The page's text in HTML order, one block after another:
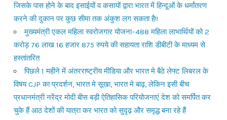
जिसके पास होने के बाद इसाईयों व कसायों द्वारा भारत में हिन्दूओं के धर्मांतरण
करने की दुकान पर कुछ सीमा तक अंकुश लग सकता है!!
मुख्यमंत्री एकल महिला स्वरोजगार योजना–488 महिला लाभार्थियों को 2
करोड़ 76 लाख 16 हजार 875 रुपये की सहायता राशि डीबीटी के माध्यम से
हस्तांतरित
पिछले 1 महीने में अंतरराष्ट्रीय मीडिया और भारत मे बैठे लेफ्ट लिबरल के
विषय CJP का प्रदर्शन, भारत मे सूखा, भारत मे बाढ़, लेकिन इसी बीच
प्रधानमंत्री नरेंद्र मोदी बीस बड़ी ऐतिहासिक परियोजनाएं देश को समर्पित कर
चुके हैं आठ देशों की यात्रा कर भारत को सुदृढ़ और समृद्ध बना रहे हैं